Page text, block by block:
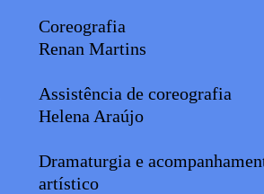
Ficha técnica
Coreografia
Renan Martins
Assistência de coreografia
Helena Araújo
Dramaturgia e
artístico